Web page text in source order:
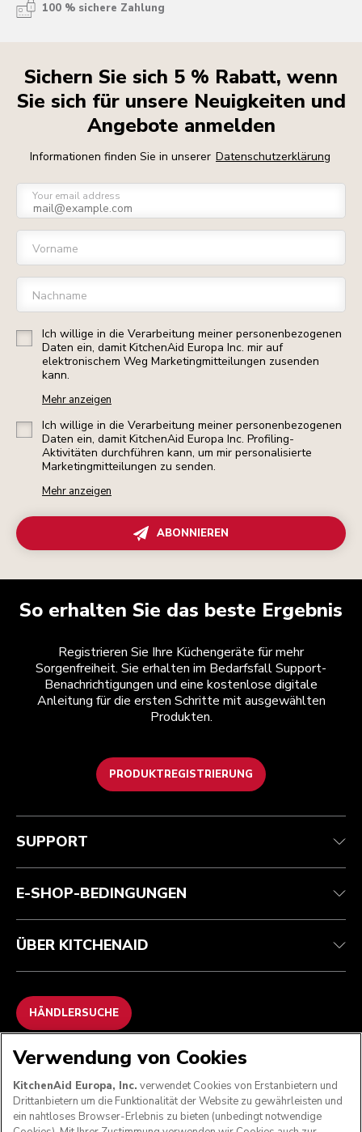
100 % sichere Zahlung
Sichern Sie sich 5 % Rabatt, wenn
Sie sich für unsere Neuigkeiten und
Angebote anmelden
Informationen finden Sie in unserer Datenschutzerklärung
Your email address
Vorname
Nachname
Ich willige in die Verarbeitung meiner personenbezogenen
Daten ein, damit KitchenAid Europa Inc. mir auf
elektronischem Weg Marketingmitteilungen zusenden
kann.
Mehr anzeigen
Ich willige in die Verarbeitung meiner personenbezogenen
Daten ein, damit KitchenAid Europa Inc. Profiling-
Aktivitäten durchführen kann, um mir personalisierte
Marketingmitteilungen zu senden.
Mehr anzeigen
ABONNIEREN
So erhalten Sie das beste Ergebnis
Registrieren Sie Ihre Küchengeräte für mehr
Sorgenfreiheit. Sie erhalten im Bedarfsfall Support-
Benachrichtigungen und eine kostenlose digitale
Anleitung für die ersten Schritte mit ausgewählten
Produkten.
PRODUKTREGISTRIERUNG
Kundenservice
Garantie und Dokumente
Kontaktieren Sie uns.
Teilnahmebedingungen
Rückgaben und Erstattungen
Impressum
ODR
Die Marke
Händlersuche
SUPPORT
E-SHOP-BEDINGUNGEN
ÜBER KITCHENAID
HÄNDLERSUCHE
WIR AKZEPTIEREN
Verwendung von Cookies
KitchenAid Europa, Inc. verwendet Cookies von Erstanbietern und
Drittanbietern um die Funktionalität der Website zu gewährleisten und
ein nahtloses Browser-Erlebnis zu bieten (unbedingt notwendige